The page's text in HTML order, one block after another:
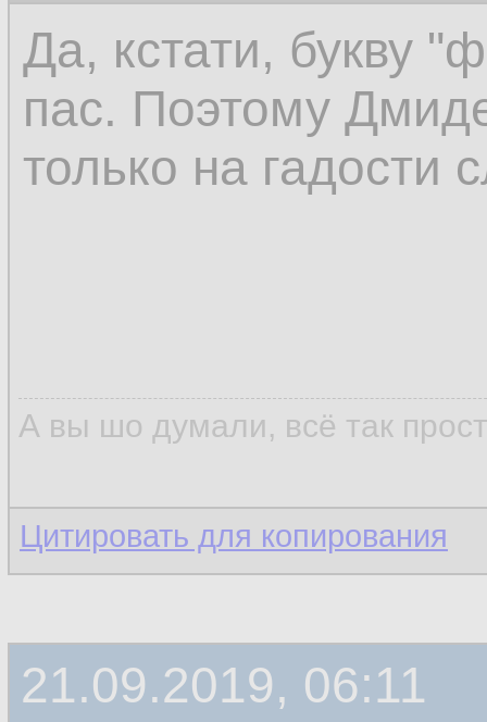
Да, кстати, букву
пас. Поэтому
только на гадости
А вы шо думали, всё так
Цитировать для копирования
21.09.2019, 06:11